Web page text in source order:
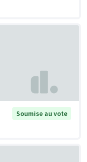
Soumise au vote